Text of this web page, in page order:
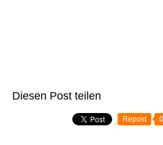
Diesen Post teilen
Repost 0